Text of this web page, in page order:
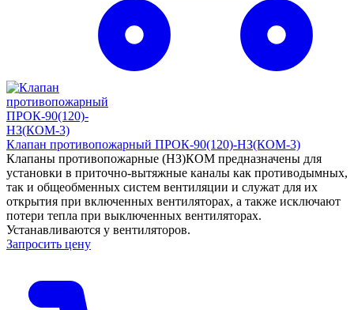
Клапан противопожарный ПРОК-90(120)-НЗ(КОМ-3)
Клапаны противопожарные (НЗ)КОМ предназначены для
установки в приточно-вытяжные каналы как противодымных,
так и общеобменных систем вентиляции и служат для их
открытия при включенных вентиляторах, а также исключают
потери тепла при выключенных вентиляторах.
Устанавливаются у вентиляторов.
Запросить цену